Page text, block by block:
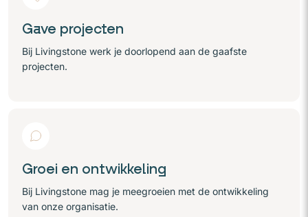
Gave projecten
Bij Livingstone werk je doorlopend aan de gaafste
projecten.
Groei en ontwikkeling
Bij Livingstone mag je meegroeien met de ontwikkeling
van onze organisatie.